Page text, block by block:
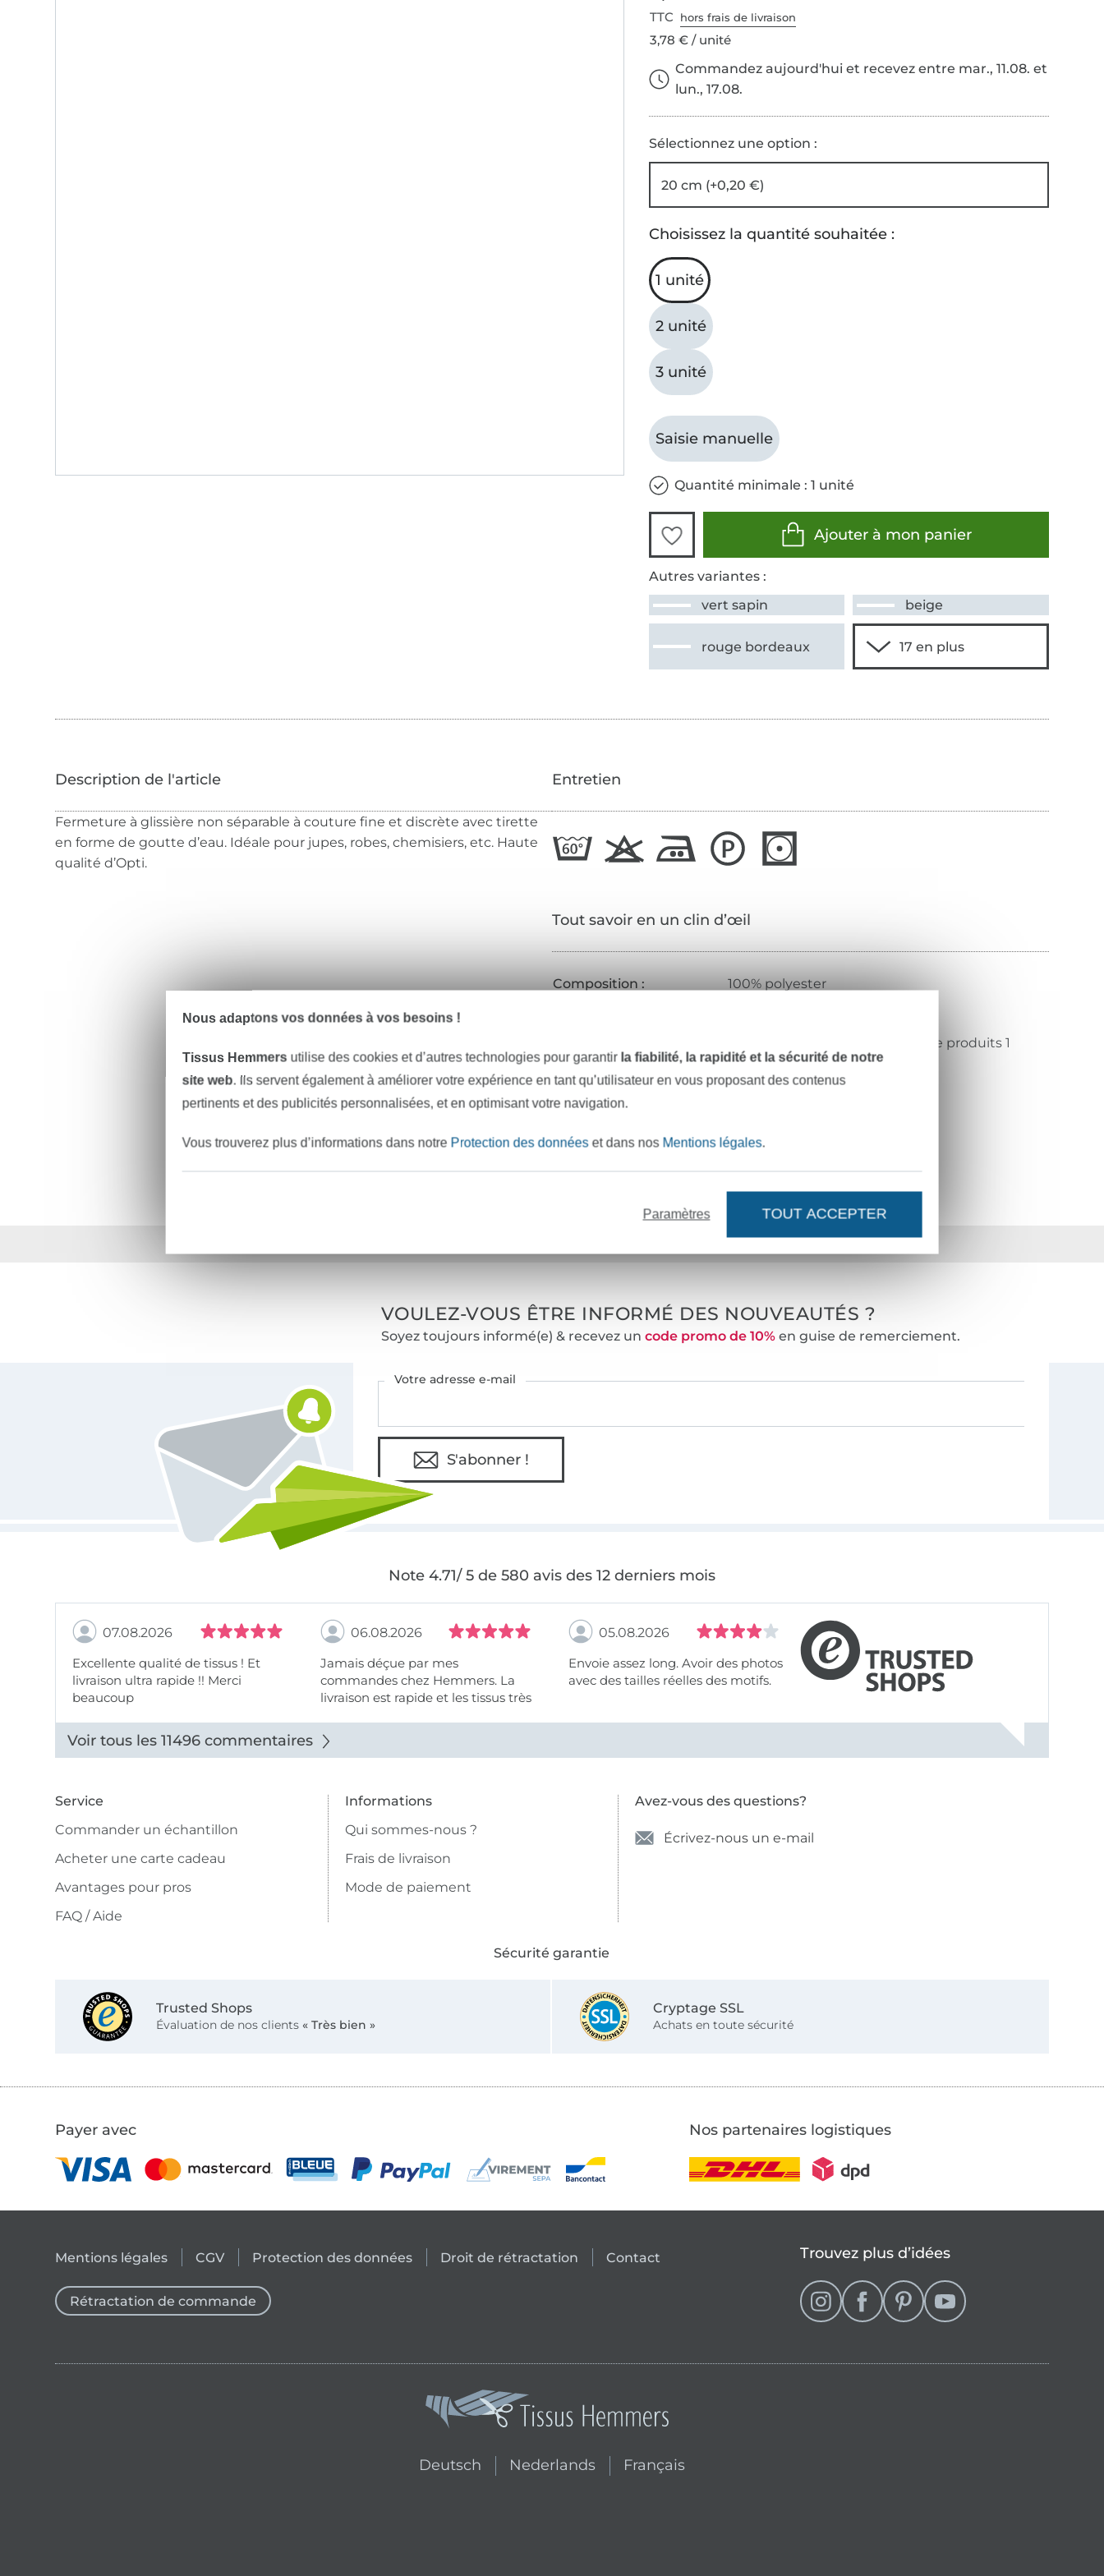
TTC hors frais de livraison
3,78 € / unité
Commandez aujourd'hui et recevez entre mar., 11.08. et
lun., 17.08.
Sélectionnez une option :
20 cm (+0,20 €)
Choisissez la quantité souhaitée :
1 unité
2 unité
3 unité
Saisie manuelle
Quantité minimale : 1 unité
Ajouter à mon panier
Autres variantes :
vert sapin
beige
rouge bordeaux
Fermeture à glissière non séparable à couture fine et discrète avec tirette
en forme de goutte d’eau. Idéale pour jupes, robes, chemisiers, etc. Haute
qualité d’Opti.
Entretien
Tout savoir en un clin d’œil
Composition :
100% polyester
Oeko-Tex Standard 100 classe de produits 1
Institut de test :
Shirley Technologies Limited
Numéro de certificat :
VOULEZ-VOUS ÊTRE INFORMÉ DES NOUVEAUTÉS ?
Soyez toujours informé(e) & recevez un code promo de 10%en guise de remerciement.
Votre adresse e-mail
S'abonner !
Note 4.71/ 5 de 580 avis des 12 derniers mois
07.08.2026
Excellente qualité de tissus ! Et
livraison ultra rapide !! Merci
beaucoup
06.08.2026
Jamais déçue par mes
commandes chez Hemmers. La
livraison est rapide et les tissus très
05.08.2026
Envoie assez long. Avoir des photos
avec des tailles réelles des motifs.
Voir tous les 11496 commentaires
Service
Commander un échantillon
Acheter une carte cadeau
Avantages pour pros
FAQ / Aide
Informations
Qui sommes-nous ?
Frais de livraison
Mode de paiement
Avez-vous des questions?
Écrivez-nous un e-mail
Sécurité garantie
Trusted Shops
Évaluation de nos clients « Très bien »
Cryptage SSL
Achats en toute sécurité
Payer avec Nos partenaires logistiques
Mentions légales CGV Protection des données Droit de rétractation Contact
Rétractation de commande
Trouvez plus d’idées
Deutsch Nederlands
Passer à la boutique néerlandaise
Français
Passer à la boutique française (actuellement sélectionné)
Nous adaptons vos données à vos besoins !
Tissus Hemmers utilise des cookies et d’autres technologies pour garantir la fiabilité, la rapidité et la sécurité de notre
site web. Ils servent également à améliorer votre expérience en tant qu’utilisateur en vous proposant des contenus
pertinents et des publicités personnalisées, et en optimisant votre navigation.
Vous trouverez plus d’informations dans notre Protection des donnéeset dans nos Mentions légales.
Paramètres TOUT ACCEPTER